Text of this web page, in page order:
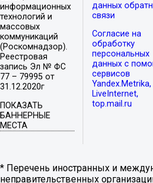
информационных
технологий и
массовых
коммуникаций
(Роскомнадзор).
Реестровая
запись Эл № ФС
77 – 79995 от
31.12.2020г
ПОКАЗАТЬ
БАННЕРНЫЕ
МЕСТА
данных
связи
Согласие на
обработку
персональных
данных с
сервисов
Yandex.Metrika,
LiveInternet,
top.mail.ru
* Перечень иностранных и
неправительственных